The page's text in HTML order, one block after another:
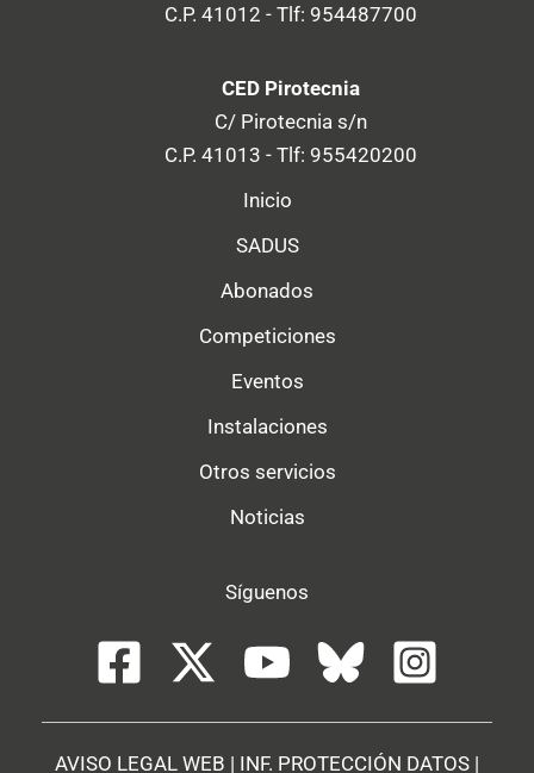
C.P. 41012 - Tlf: 954487700
CED Pirotecnia
C/ Pirotecnia s/n
C.P. 41013 - Tlf: 955420200
Inicio
SADUS
Abonados
Competiciones
Eventos
Instalaciones
Otros servicios
Noticias
Síguenos
AVISO LEGAL WEB | INF. PROTECCIÓN DATOS |